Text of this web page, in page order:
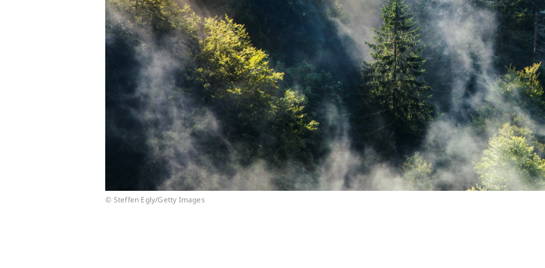
© Steffen Egly/Getty Images